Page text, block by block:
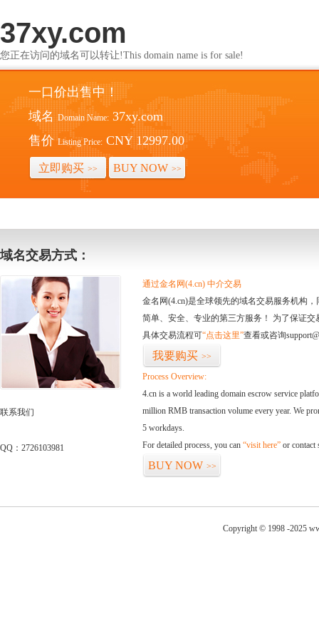
37xy.com
您正在访问的域名可以转让!This domain name is for sale!
一口价出售中！
域名 Domain Name: 37xy.com
售价 Listing Price: CNY 12997.00
立即购买 >> BUY NOW >>
域名交易方式：
联系我们
QQ：2726103981
通过金名网(4.cn) 中介交易
金名网(4.cn)是全球领先的域名交易服务机构
简单、安全、专业的第三方服务！ 为了保证
具体交易流程可“点击这里”查看或咨询
我要购买 >>
Process Overview:
4.cn is a world leading domain escrow service
million RMB transaction volume every year. We
5 workdays.
For detailed process, you can “visit here” or contact
BUY NOW >>
Copyright © 1998 -2025